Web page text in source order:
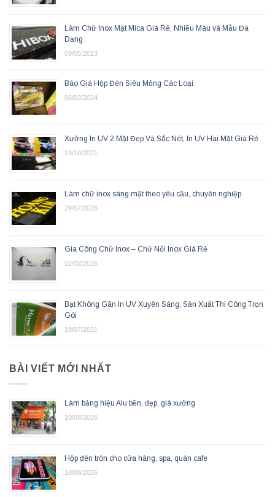
Làm Chữ Inox Mặt Mica Giá Rẻ, Nhiều Màu và Mẫu Đa
Dạng
09/05/2023
Báo Giá Hộp Đèn Siêu Mỏng Các Loại
06/03/2024
Xưởng In UV 2 Mặt Đẹp Và Sắc Nét, In UV Hai Mặt Giá Rẻ
13/10/2021
Làm chữ inox sáng mặt theo yêu cầu, chuyên nghiệp
29/07/2026
Gia Công Chữ Inox – Chữ Nổi Inox Giá Rẻ
02/02/2026
Bạt Không Gân In UV Xuyên Sáng, Sản Xuất Thi Công Trọn
Gói
19/07/2021
BÀI VIẾT MỚI NHẤT
Làm bảng hiệu Alu bền, đẹp, giá xưởng
10/08/2026
Hộp đèn tròn cho cửa hàng, spa, quán cafe
10/08/2026